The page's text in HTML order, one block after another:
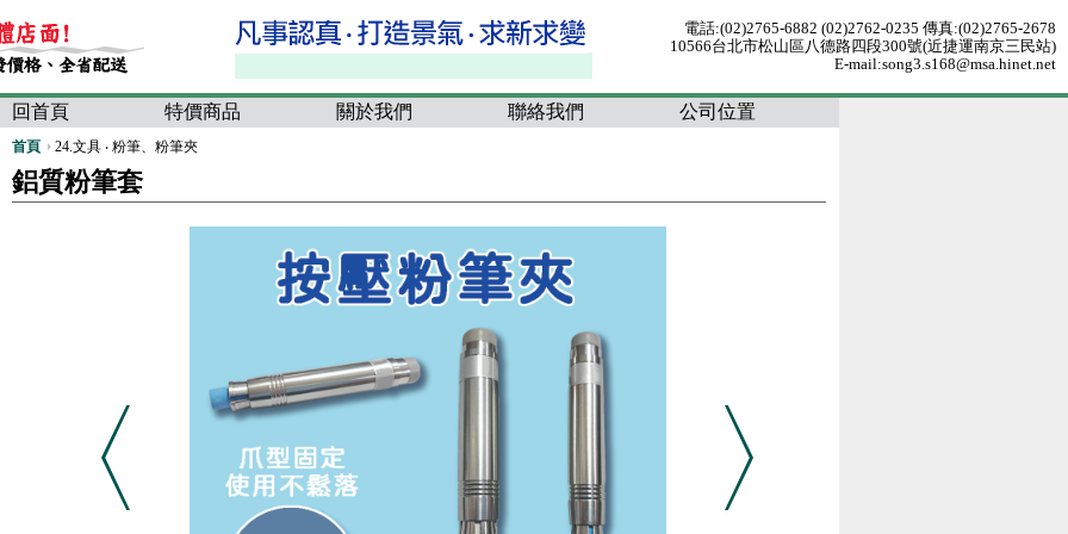
電話:(02)2765-6882 (02)2762-0235 傳真:(02)2765-2678
10566台北市松山區八德路四段300號(近捷運南京三民站)
E-mail:song3.s168@msa.hinet.net
回首頁 特價商品 關於我們 聯絡我們 公司位置
首頁 24.文具 ‧ 粉筆、粉筆夾
鋁質粉筆套